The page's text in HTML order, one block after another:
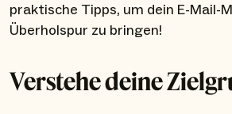
praktische Tipps, um dein E-Mail-
Überholspur zu bringen!
Verstehe deine